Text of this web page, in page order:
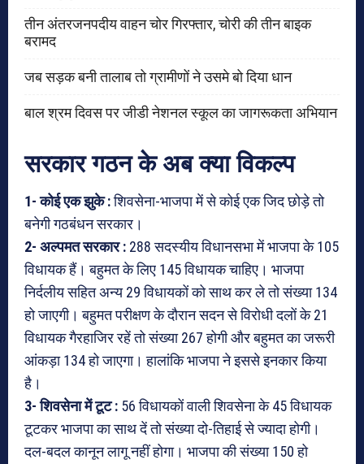
तीन अंतरजनपदीय वाहन चोर गिरफ्तार, चोरी की तीन बाइक
बरामद
जब सड़क बनी तालाब तो ग्रामीणों ने उसमे बो दिया धान
बाल श्रम दिवस पर जीडी नेशनल स्कूल का जागरूकता अभियान
सरकार गठन के अब क्या विकल्प
1- कोई एक झुके :शिवसेना-भाजपा में से कोई एक जिद छोड़े तो
बनेगी गठबंधन सरकार।
2- अल्पमत सरकार : 288 सदस्यीय विधानसभा में भाजपा के 105
विधायक हैं। बहुमत के लिए 145 विधायक चाहिए। भाजपा
निर्दलीय सहित अन्य 29 विधायकों को साथ कर ले तो संख्या 134
हो जाएगी। बहुमत परीक्षण के दौरान सदन से विरोधी दलों के 21
विधायक गैरहाजिर रहें तो संख्या 267 होगी और बहुमत का जरूरी
आंकड़ा 134 हो जाएगा। हालांकि भाजपा ने इससे इनकार किया
है।
3- शिवसेना में टूट : 56 विधायकों वाली शिवसेना के 45 विधायक
टूटकर भाजपा का साथ दें तो संख्या दो-तिहाई से ज्यादा होगी।
दल-बदल कानून लागू नहीं होगा। भाजपा की संख्या 150 हो